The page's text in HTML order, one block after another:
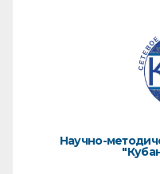
Научно-